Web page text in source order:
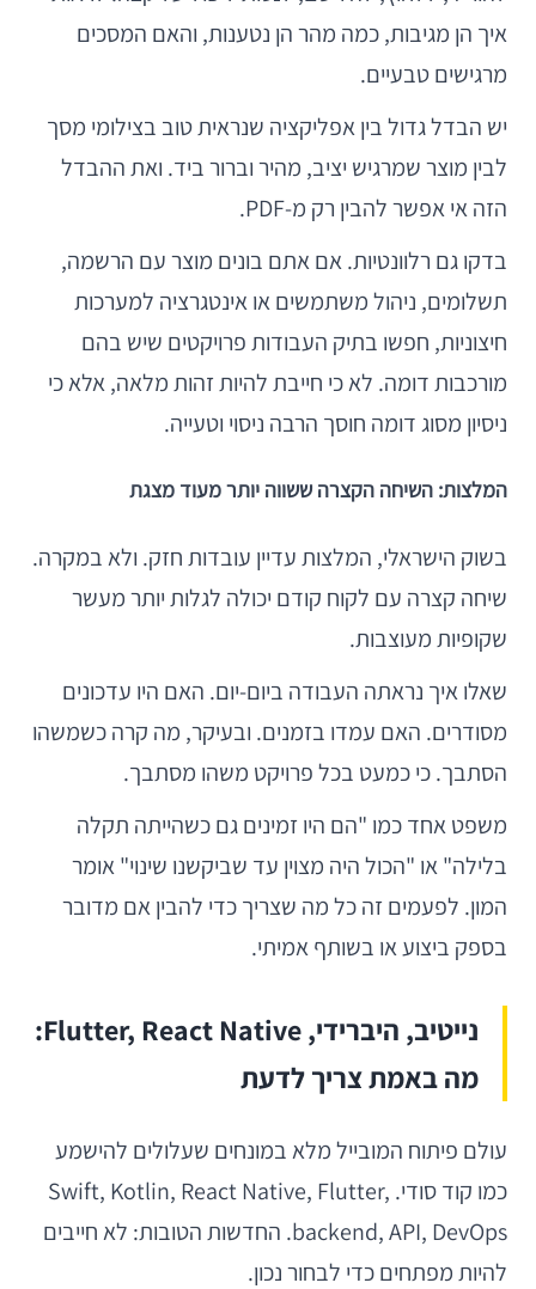
איך הן מגיבות, כמה מהר הן נטענות, והאם המסכים
מרגישים טבעיים.
יש הבדל גדול בין אפליקציה שנראית טוב בצילומי מסך
לבין מוצר שמרגיש יציב, מהיר וברור ביד. ואת ההבדל
הזה אי אפשר להבין רק מ-PDF.
בדקו גם רלוונטיות. אם אתם בונים מוצר עם הרשמה,
תשלומים, ניהול משתמשים או אינטגרציה למערכות
חיצוניות, חפשו בתיק העבודות פרויקטים שיש בהם
מורכבות דומה. לא כי חייבת להיות זהות מלאה, אלא כי
ניסיון מסוג דומה חוסך הרבה ניסוי וטעייה.
המלצות: השיחה הקצרה ששווה יותר מעוד מצגת
בשוק הישראלי, המלצות עדיין עובדות חזק. ולא במקרה.
שיחה קצרה עם לקוח קודם יכולה לגלות יותר מעשר
שקופיות מעוצבות.
שאלו איך נראתה העבודה ביום-יום. האם היו עדכונים
מסודרים. האם עמדו בזמנים. ובעיקר, מה קרה כשמשהו
הסתבך. כי כמעט בכל פרויקט משהו מסתבך.
משפט אחד כמו "הם היו זמינים גם כשהייתה תקלה
בלילה" או "הכול היה מצוין עד שביקשנו שינוי" אומר
המון. לפעמים זה כל מה שצריך כדי להבין אם מדובר
בספק ביצוע או בשותף אמיתי.
נייטיב, היברידי, Flutter, React Native:
מה באמת צריך לדעת
עולם פיתוח המובייל מלא במונחים שעלולים להישמע
כמו קוד סודי. Swift, Kotlin, React Native, Flutter,
backend, API, DevOps. החדשות הטובות: לא חייבים
להיות מפתחים כדי לבחור נכון.